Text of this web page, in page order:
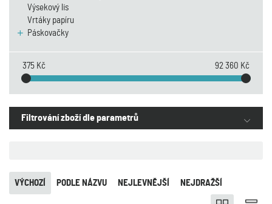
Výsekový lis
Vrtáky papíru
Páskovačky
375 Kč 92 360 Kč
Filtrování zboží dle parametrů
NEJLEVNĚJŠÍ NEJDRAŽŠÍ
PODLE NÁZVU
VÝCHOZÍ